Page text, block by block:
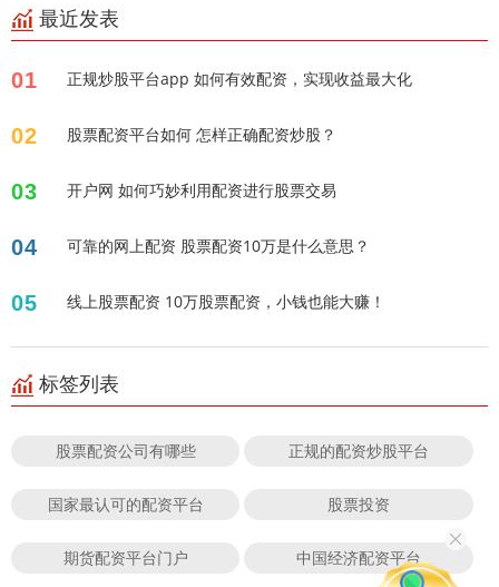
最近发表
01 正规炒股平台app 如何有效配资，实现收益最大化
02 股票配资平台如何 怎样正确配资炒股？
03 开户网 如何巧妙利用配资进行股票交易
04 可靠的网上配资 股票配资10万是什么意思？
05 线上股票配资 10万股票配资，小钱也能大赚！
标签列表
股票配资公司有哪些 正规的配资炒股平台
国家最认可的配资平台 股票投资
期货配资平台门户 中国经济配资平台